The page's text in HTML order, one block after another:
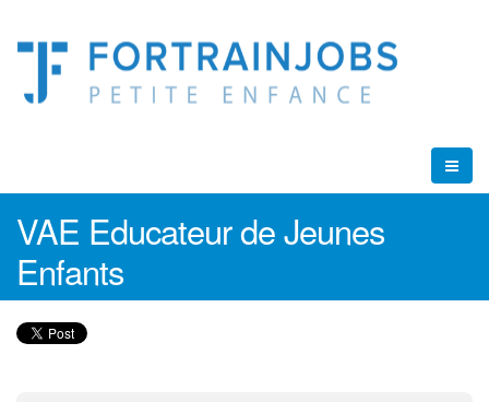
VAE Educateur de Jeunes
Enfants